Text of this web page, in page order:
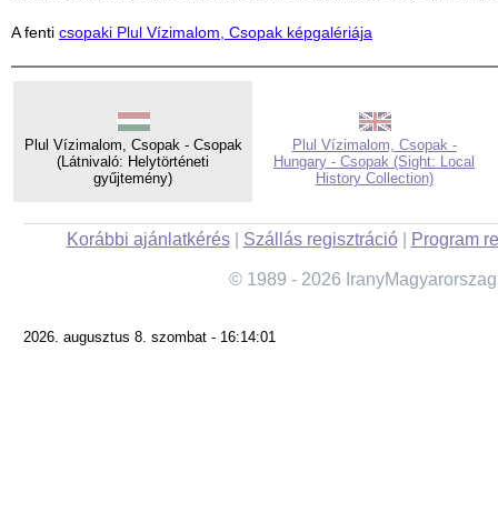
A fenti csopaki Plul Vízimalom, Csopak képgalériája
Plul Vízimalom, Csopak - Csopak
(Látnivaló: Helytörténeti
gyűjtemény)
Plul Vízimalom, Csopak -
Hungary - Csopak (Sight: Local
History Collection)
Korábbi ajánlatkérés| Szállás regisztráció| Program
© 1989 - 2026
2026. augusztus 8. szombat - 16:14:01